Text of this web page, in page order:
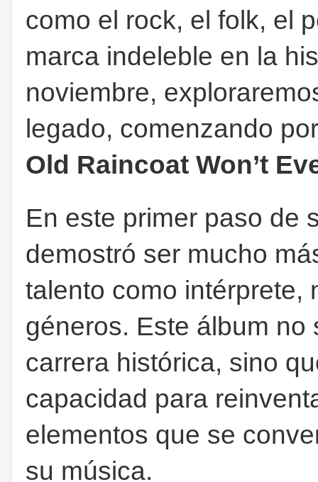
como el rock, el folk, el
marca indeleble en la
noviembre,
legado, comenzando
Old Raincoat Won’t
En este primer paso de
demostró ser mucho
talento como intérprete,
géneros. Este álbum
carrera histórica, sino
capacidad para
elementos que se
su música.